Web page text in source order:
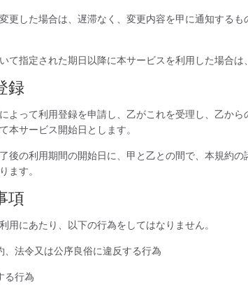
更した場合は、遅滞なく、変更内容を甲に通知する
て指定された期日以降に本サービスを利用した場合は
録
よって利用登録を申請し、乙がこれを受理し、乙か
本サービス開始日とします。
後の利用期間の開始日に、甲と乙との間で、本規約
ます。
項
用にあたり、以下の行為をしてはなりません。
、法令又は公序良俗に違反する行為
る行為